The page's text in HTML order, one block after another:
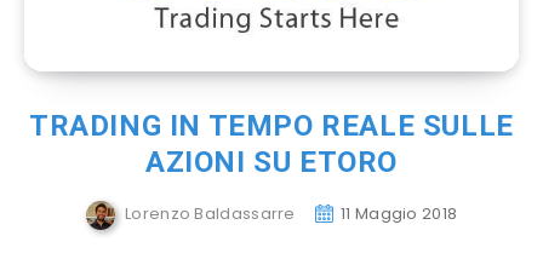
TRADING IN TEMPO REALE SULLE
AZIONI SU ETORO
Lorenzo Baldassarre 11 Maggio 2018